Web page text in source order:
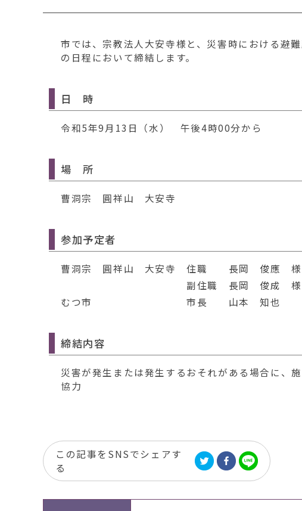
市では、宗教法人大安寺様と、災害時における避
の日程において締結します。
日 時
令和5年9月13日（水） 午後4時00分から
場 所
曹洞宗 圓祥山 大安寺
参加予定者
曹洞宗 圓祥山 大安寺 住職 長岡 俊應 様
副住職 長岡 俊成 様
むつ市 市長 山本 知也
締結内容
災害が発生または発生するおそれがある場合に、
協力
この記事をSNSでシェアす
る